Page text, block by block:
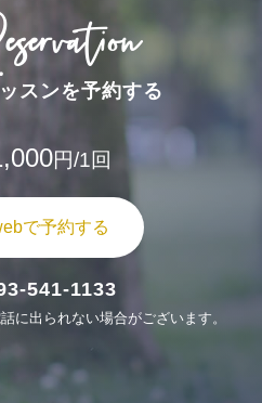
スンを予約する
円/1回
で予約する
541-1133
に出られない場合がございます。